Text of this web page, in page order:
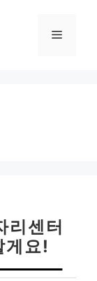
메
리센터
게요!